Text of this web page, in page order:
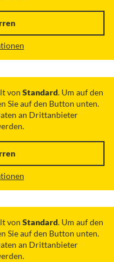
von Standard. Um auf den
Sie auf den Button unten.
an Drittanbieter
von Standard. Um auf den
Sie auf den Button unten.
an Drittanbieter